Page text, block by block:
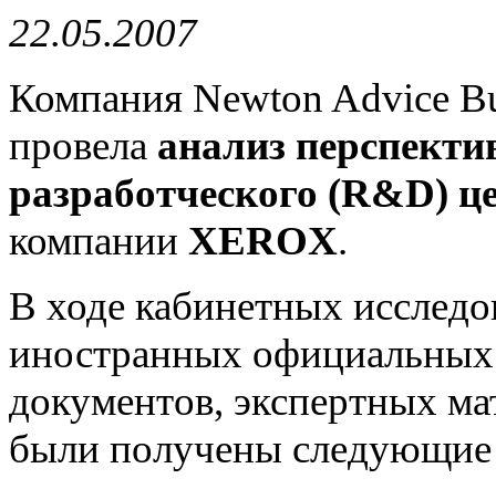
22.05.2007
Компания Newton Advice
провела анализ
разработческого (R&D)
компании XEROX.
В ходе кабинетных
иностранных
документов, экспертных
были получены следующие